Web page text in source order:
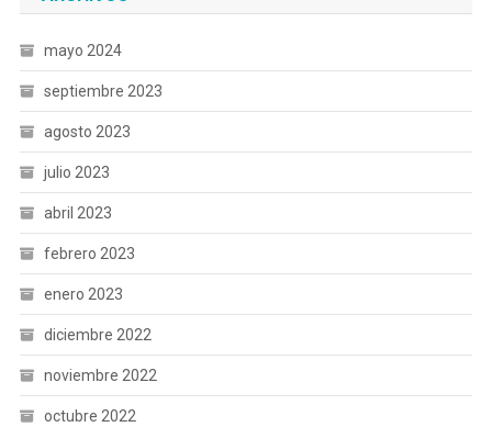
mayo 2024
septiembre 2023
agosto 2023
julio 2023
abril 2023
febrero 2023
enero 2023
diciembre 2022
noviembre 2022
octubre 2022